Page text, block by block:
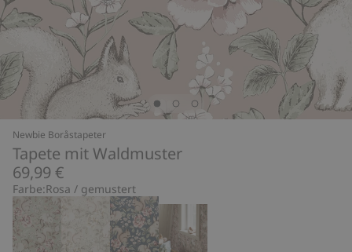
Newbie Boråstapeter
Tapete mit Waldmuster
69,99 €
Farbe:Rosa / gemustert